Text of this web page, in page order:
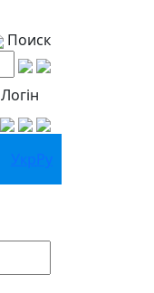
Поиск
Логін
УкрРу